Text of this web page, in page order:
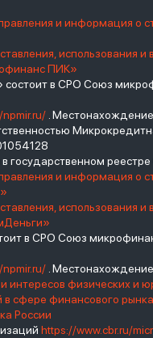
и информация
использования
ПИК»
в СРО Союз
.
государственном
и информация
использования
в СРО Союз
.
интересов физических и
в сфере финансового
России
https://www.cbr.ru/